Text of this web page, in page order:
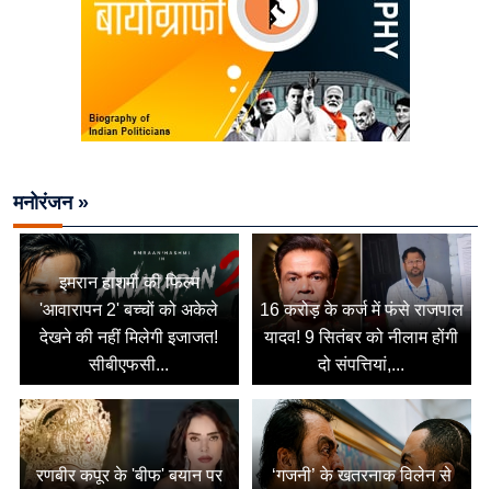
मनोरंजन »
इमरान हाशमी की फिल्म
'आवारापन 2' बच्चों को अकेले
देखने की नहीं मिलेगी इजाजत!
सीबीएफसी...
16 करोड़ के कर्ज में फंसे राजपाल
यादव! 9 सितंबर को नीलाम होंगी
दो संपत्तियां,...
रणबीर कपूर के 'बीफ' बयान पर
‘गजनी’ के खतरनाक विलेन से